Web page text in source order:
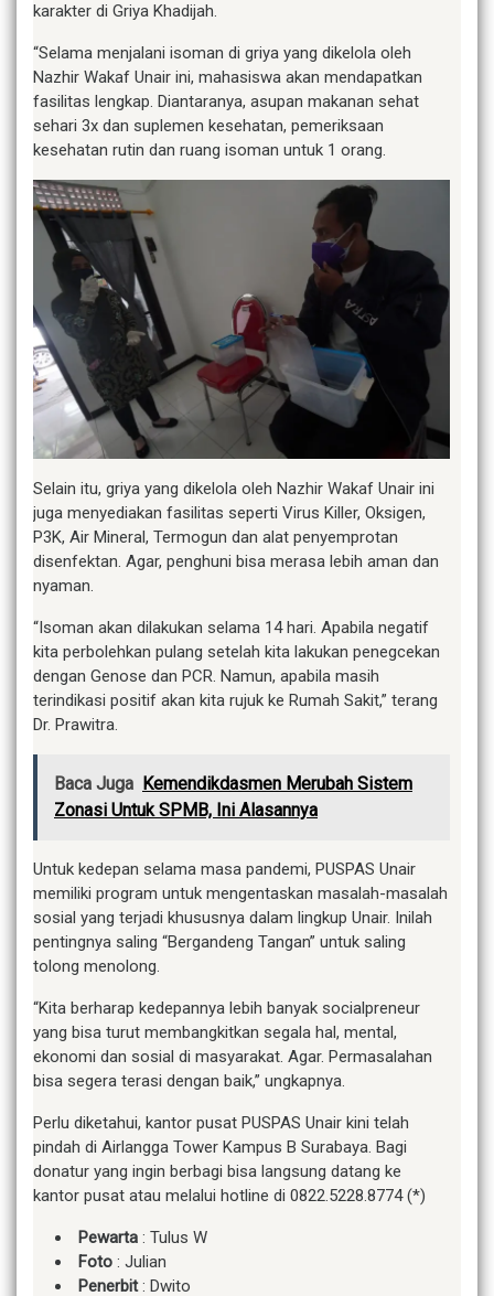
karakter di Griya Khadijah.
“Selama menjalani isoman di griya yang dikelola oleh
Nazhir Wakaf Unair ini, mahasiswa akan mendapatkan
fasilitas lengkap. Diantaranya, asupan makanan sehat
sehari 3x dan suplemen kesehatan, pemeriksaan
kesehatan rutin dan ruang isoman untuk 1 orang.
Selain itu, griya yang dikelola oleh Nazhir Wakaf Unair ini
juga menyediakan fasilitas seperti Virus Killer, Oksigen,
P3K, Air Mineral, Termogun dan alat penyemprotan
disenfektan. Agar, penghuni bisa merasa lebih aman dan
nyaman.
“Isoman akan dilakukan selama 14 hari. Apabila negatif
kita perbolehkan pulang setelah kita lakukan penegcekan
dengan Genose dan PCR. Namun, apabila masih
terindikasi positif akan kita rujuk ke Rumah Sakit,” terang
Dr. Prawitra.
Baca Juga Kemendikdasmen Merubah Sistem
Zonasi Untuk SPMB, Ini Alasannya
Untuk kedepan selama masa pandemi, PUSPAS Unair
memiliki program untuk mengentaskan masalah-masalah
sosial yang terjadi khususnya dalam lingkup Unair. Inilah
pentingnya saling “Bergandeng Tangan” untuk saling
tolong menolong.
“Kita berharap kedepannya lebih banyak socialpreneur
yang bisa turut membangkitkan segala hal, mental,
ekonomi dan sosial di masyarakat. Agar. Permasalahan
bisa segera terasi dengan baik,” ungkapnya.
Perlu diketahui, kantor pusat PUSPAS Unair kini telah
pindah di Airlangga Tower Kampus B Surabaya. Bagi
donatur yang ingin berbagi bisa langsung datang ke
kantor pusat atau melalui hotline di 0822.5228.8774 (*)
Pewarta : Tulus W
Foto : Julian
Penerbit: Dwito